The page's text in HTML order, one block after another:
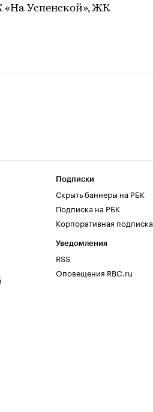
Успенской», ЖК
Подписки
Скрыть баннеры на РБК
Подписка на РБК
Корпоративная подписка
Уведомления
RSS
Оповещения RBC.ru